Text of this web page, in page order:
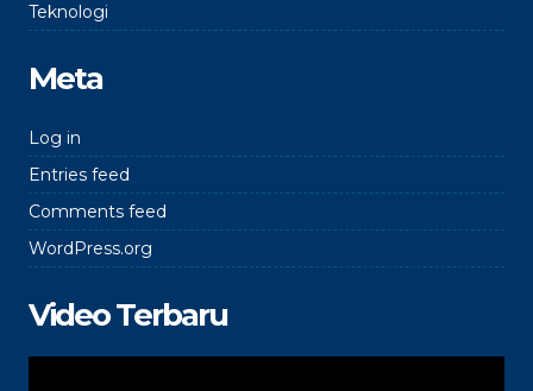
Teknologi
Meta
Log in
Entries feed
Comments feed
WordPress.org
Video Terbaru